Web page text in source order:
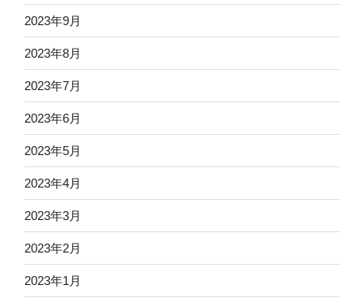
2023年9月
2023年8月
2023年7月
2023年6月
2023年5月
2023年4月
2023年3月
2023年2月
2023年1月